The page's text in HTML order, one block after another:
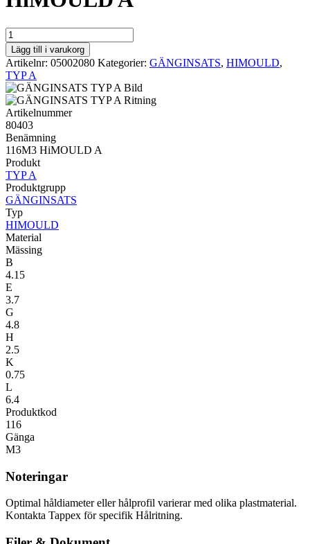
HIMOULD
TYP
A
116M3
HiMOULD
A
mängd
Lägg till i varukorg
Artikelnr: 05002080 Kategorier: GÄNGINSATS, HIMOULD,
TYP A
Artikelnummer
80403
Benämning
116M3 HiMOULD A
Produkt
TYP A
Produktgrupp
GÄNGINSATS
Typ
HIMOULD
Material
Mässing
B
4.15
E
3.7
G
4.8
H
2.5
K
0.75
L
6.4
Produktkod
116
Gänga
M3
Noteringar
Optimal håldiameter eller hålprofil varierar med olika plastmaterial.
Kontakta Tappex för specifik Hålritning.